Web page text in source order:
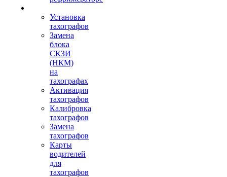
Установка
тахографов
Замена
блока
СКЗИ
(НКМ)
на
тахографах
Активация
тахографов
Калибровка
тахографов
Замена
тахографов
Карты
водителей
для
тахографов